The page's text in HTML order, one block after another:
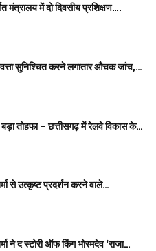
मंत्रालय में दो दिवसीय प्रशिक्षण….
सुनिश्चित करने लगातार औचक जांच,…
तोहफा – छत्तीसगढ़ में रेलवे विकास के…
से उत्कृष्ट प्रदर्शन करने वाले…
ने द स्टोरी ऑफ किंग भोरमदेव ‘राजा…